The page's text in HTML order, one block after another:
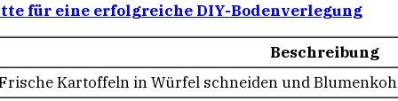
für eine erfolgreiche DIY-Bodenverlegung
Beschreibung
Kartoffeln in Würfel schneiden und